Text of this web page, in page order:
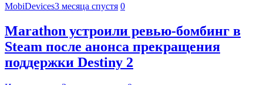
MobiDevices3 месяца спустя 0
Marathon устроили ревью-бомбинг в
Steam после анонса прекращения
поддержки Destiny 2